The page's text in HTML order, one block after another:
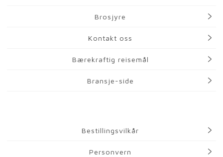
Brosjyre
Kontakt oss
Bærekraftig reisemål
Bransje-side
Bestillingsvilkår
Personvern